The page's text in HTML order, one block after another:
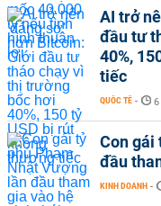
AI trở
đầu tư
40%,
tiếc
QUỐC TẾ -
Con gái
đầu
KINH DOANH -